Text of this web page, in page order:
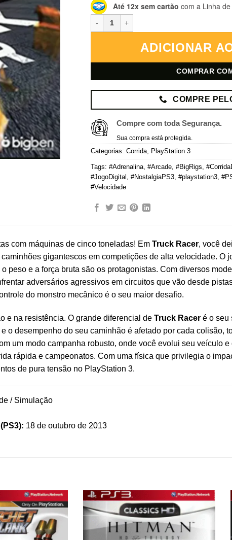
Até 12x sem cartão com a Linha
Truck Racer – PlayStation 3 – Mídia Digital
ADICIONAR
COMPRAR
COMPRE
Compre com toda Segurança.
Sua compra está protegida.
Categorias: Corrida PlayStation 3
Tags: #Adrenalina #Arcade #BigRigs
#JogoDigital #NostalgiaPS3 #playstation3
#Velocidade
com máquinas de cinco toneladas! Em Truck Racer, você
gigantescos em competições de alta velocidade. O
peso e a força bruta são os protagonistas. Com diversos
adversários agressivos em circuitos que vão desde
do monstro mecânico é o seu maior desafio.
e na resistência. O grande diferencial de Truck Racer é o seu
o desempenho do seu caminhão é afetado por cada colisão,
um modo campanha robusto, onde você evolui seu veículo
rápida e campeonatos. Com uma física que privilegia o
de pura tensão no PlayStation 3.
/ Simulação
18 de outubro de 2013